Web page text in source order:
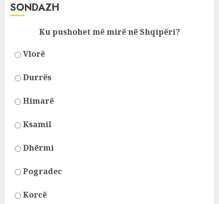
SONDAZH
Ku pushohet më mirë në Shqipëri?
Vlorë
Durrës
Himarë
Ksamil
Dhërmi
Pogradec
Korcë